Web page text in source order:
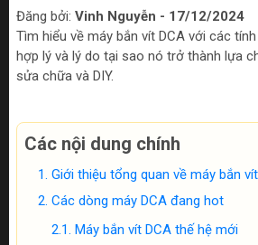
Đăng bởi: Vinh Nguyễn - 17/12/2024
Tìm hiểu về máy bắn vít DCA với các
hợp lý và lý do tại sao nó trở thành lựa
sửa chữa và DIY.
Các nội dung chính
Giới thiệu tổng quan về máy bắn
Các dòng máy DCA đang hot
Máy bắn vít DCA thế hệ mới